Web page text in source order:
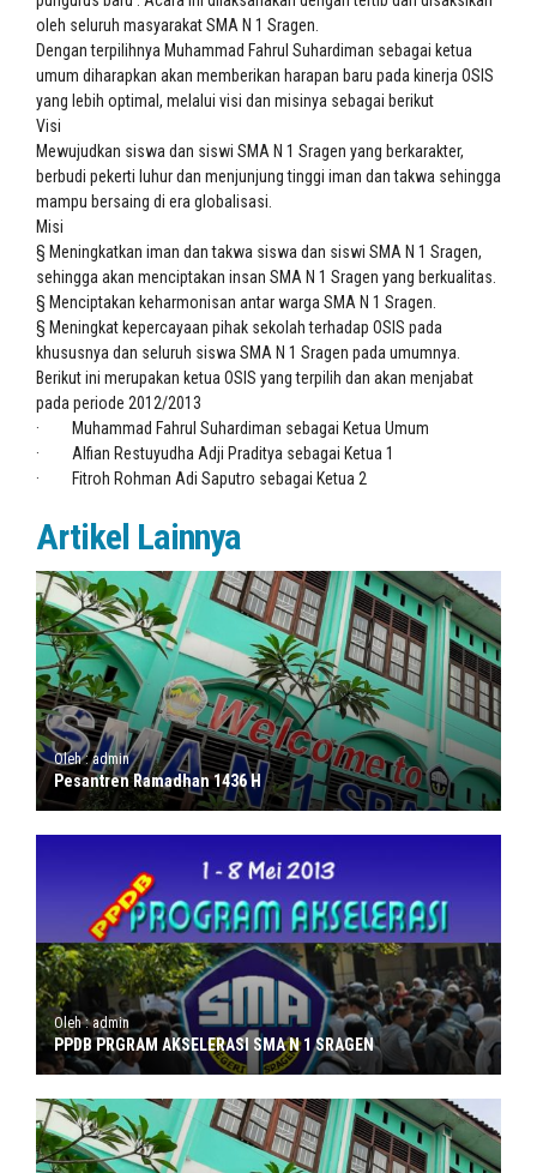
oleh seluruh masyarakat SMA N 1 Sragen.
Dengan terpilihnya Muhammad Fahrul Suhardiman sebagai ketua
umum diharapkan akan memberikan harapan baru pada kinerja OSIS
yang lebih optimal, melalui visi dan misinya sebagai berikut
Visi
Mewujudkan siswa dan siswi SMA N 1 Sragen yang berkarakter,
berbudi pekerti luhur dan menjunjung tinggi iman dan takwa sehingga
mampu bersaing di era globalisasi.
Misi
§ Meningkatkan iman dan takwa siswa dan siswi SMA N 1 Sragen,
sehingga akan menciptakan insan SMA N 1 Sragen yang berkualitas.
§ Menciptakan keharmonisan antar warga SMA N 1 Sragen.
§ Meningkat kepercayaan pihak sekolah terhadap OSIS pada
khususnya dan seluruh siswa SMA N 1 Sragen pada umumnya.
Berikut ini merupakan ketua OSIS yang terpilih dan akan menjabat
pada periode 2012/2013
· Muhammad Fahrul Suhardiman sebagai Ketua Umum
· Alfian Restuyudha Adji Praditya sebagai Ketua 1
· Fitroh Rohman Adi Saputro sebagai Ketua 2
Artikel Lainnya
Oleh : admin
Pesantren Ramadhan 1436 H
Oleh : admin
PPDB PRGRAM AKSELERASI SMA N 1 SRAGEN